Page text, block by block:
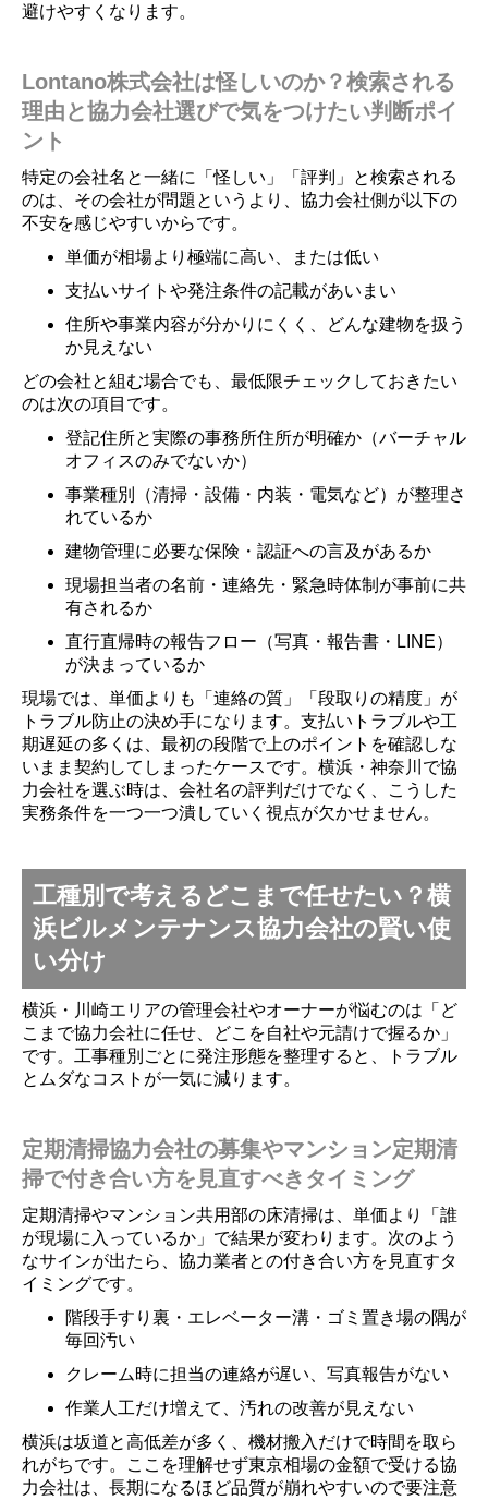
避けやすくなります。
Lontano株式会社は怪しいのか？検索される
理由と協力会社選びで気をつけたい判断ポイ
ント
特定の会社名と一緒に「怪しい」「評判」と検索される
のは、その会社が問題というより、協力会社側が以下の
不安を感じやすいからです。
単価が相場より極端に高い、または低い
支払いサイトや発注条件の記載があいまい
住所や事業内容が分かりにくく、どんな建物を扱う
か見えない
どの会社と組む場合でも、最低限チェックしておきたい
のは次の項目です。
登記住所と実際の事務所住所が明確か（バーチャル
オフィスのみでないか）
事業種別（清掃・設備・内装・電気など）が整理さ
れているか
建物管理に必要な保険・認証への言及があるか
現場担当者の名前・連絡先・緊急時体制が事前に共
有されるか
直行直帰時の報告フロー（写真・報告書・LINE）
が決まっているか
現場では、単価よりも「連絡の質」「段取りの精度」が
トラブル防止の決め手になります。支払いトラブルや工
期遅延の多くは、最初の段階で上のポイントを確認しな
いまま契約してしまったケースです。横浜・神奈川で協
力会社を選ぶ時は、会社名の評判だけでなく、こうした
実務条件を一つ一つ潰していく視点が欠かせません。
工種別で考えるどこまで任せたい？横
浜ビルメンテナンス協力会社の賢い使
い分け
横浜・川崎エリアの管理会社やオーナーが悩むのは「ど
こまで協力会社に任せ、どこを自社や元請けで握るか」
です。工事種別ごとに発注形態を整理すると、トラブル
とムダなコストが一気に減ります。
定期清掃協力会社の募集やマンション定期清
掃で付き合い方を見直すべきタイミング
定期清掃やマンション共用部の床清掃は、単価より「誰
が現場に入っているか」で結果が変わります。次のよう
なサインが出たら、協力業者との付き合い方を見直すタ
イミングです。
階段手すり裏・エレベーター溝・ゴミ置き場の隅が
毎回汚い
クレーム時に担当の連絡が遅い、写真報告がない
作業人工だけ増えて、汚れの改善が見えない
横浜は坂道と高低差が多く、機材搬入だけで時間を取ら
れがちです。ここを理解せず東京相場の金額で受ける協
力会社は、長期になるほど品質が崩れやすいので要注意